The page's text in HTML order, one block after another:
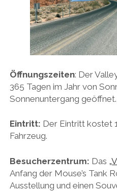
Öffnungszeiten: Der
365 Tagen im Jahr von
Sonnenuntergang geöffnet.
Eintritt: Der Eintritt kostet
Fahrzeug.
Besucherzentrum: Das
Anfang der Mouse’s Tank
Ausstellung und einen